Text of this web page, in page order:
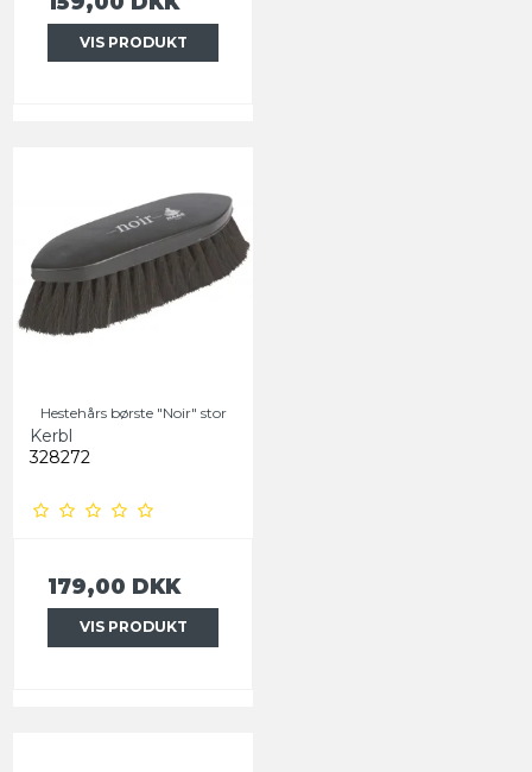
VIS PRODUKT
Hestehårs børste "Noir" stor
Kerbl
328272
179,00 DKK
VIS PRODUKT